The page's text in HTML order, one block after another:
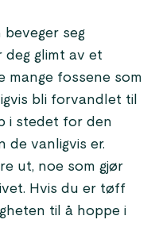
beveger seg
glimt av et
mange fossene som
bli forvandlet til
i stedet for den
de vanligvis er.
ut, noe som gjør
Hvis du er tøff
til å hoppe i